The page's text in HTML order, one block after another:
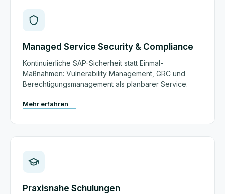
Managed Service Security & Compliance
Kontinuierliche SAP-Sicherheit statt Einmal-
Maßnahmen: Vulnerability Management, GRC und
Berechtigungsmanagement als planbarer Service.
Mehr erfahren
Praxisnahe Schulungen